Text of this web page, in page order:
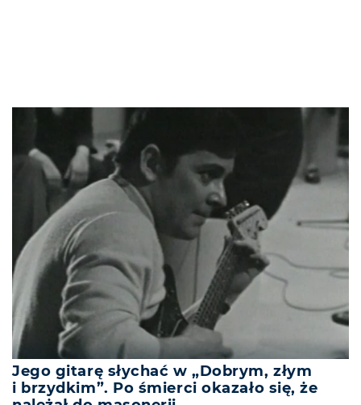
Jego gitarę słychać w „Dobrym, złym
i brzydkim”. Po śmierci okazało się, że